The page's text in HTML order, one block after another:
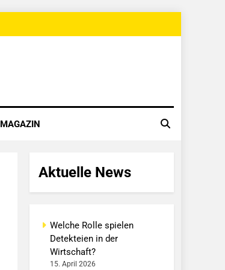
MAGAZIN
Aktuelle News
Welche Rolle spielen
Detekteien in der
Wirtschaft?
15. April 2026